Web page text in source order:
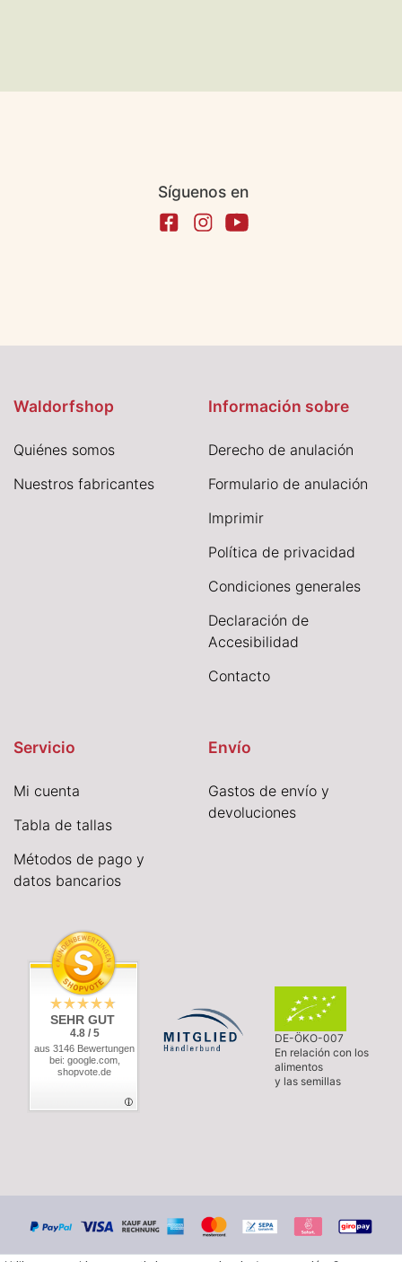
Síguenos en
Waldorfshop
Quiénes somos
Nuestros fabricantes
Información sobre
Derecho de anulación
Formulario de anulación
Imprimir
Política de privacidad
Condiciones generales
Declaración de
Accesibilidad
Contacto
Servicio
Mi cuenta
Tabla de tallas
Métodos de pago y
datos bancarios
Envío
Gastos de envío y
devoluciones
SEHR GUT
4.8 / 5
aus 3146 Bewertungen
bei: google.com,
shopvote.de
DE-ÖKO-007
En relación con los
alimentos
y las semillas